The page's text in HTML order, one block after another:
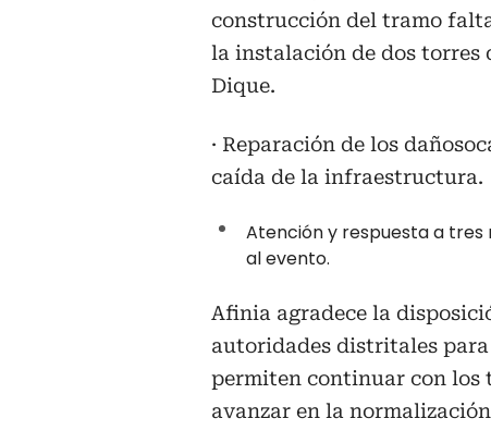
construcción del tramo
la instalación de dos torres
Dique.
· Reparación de los
caída de la infraestructura.
Atención y respuesta a
al evento.
Afinia agradece la
autoridades distritales para
permiten continuar con los
avanzar en la